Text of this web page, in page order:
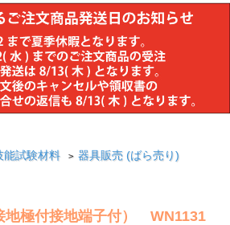
試験材料 > 器具販売 (ばら売り)
地極付接地端子付） WN1131